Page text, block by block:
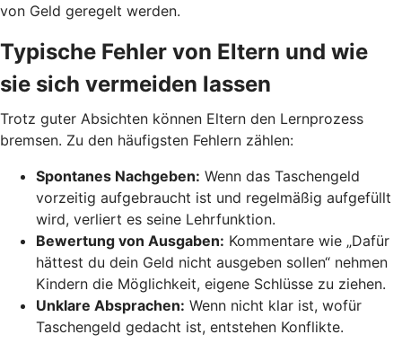
von Geld geregelt werden.
Typische Fehler von Eltern und wie
sie sich vermeiden lassen
Trotz guter Absichten können Eltern den Lernprozess
bremsen. Zu den häufigsten Fehlern zählen:
Spontanes Nachgeben: Wenn das Taschengeld
vorzeitig aufgebraucht ist und regelmäßig aufgefüllt
wird, verliert es seine Lehrfunktion.
Bewertung von Ausgaben: Kommentare wie „Dafür
hättest du dein Geld nicht ausgeben sollen“ nehmen
Kindern die Möglichkeit, eigene Schlüsse zu ziehen.
Unklare Absprachen: Wenn nicht klar ist, wofür
Taschengeld gedacht ist, entstehen Konflikte.